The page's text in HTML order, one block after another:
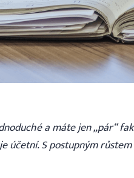
a máte jen „pár“
účetní. S postupným